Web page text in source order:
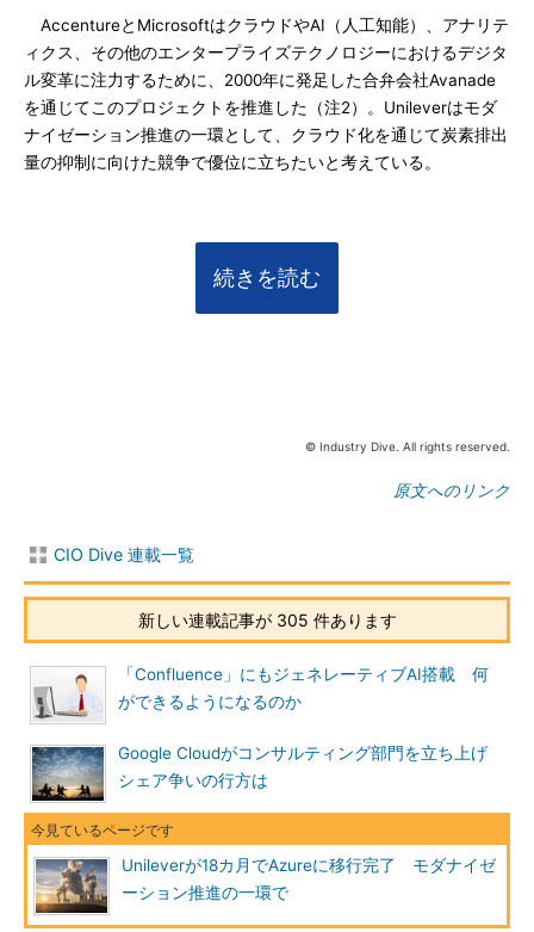
AccentureとMicrosoftはクラウドやAI（人工知能）、アナリテ
ィクス、その他のエンタープライズテクノロジーにおけるデジタ
ル変革に注力するために、2000年に発足した合弁会社Avanade
を通じてこのプロジェクトを推進した（注2）。Unileverはモダ
ナイゼーション推進の一環として、クラウド化を通じて炭素排出
量の抑制に向けた競争で優位に立ちたいと考えている。
続きを読む
© Industry Dive. All rights reserved.
原文へのリンク
CIO Dive 連載一覧
新しい連載記事が 305 件あります
「Confluence」にもジェネレーティブAI搭載 何
ができるようになるのか
Google Cloudがコンサルティング部門を立ち上げ
シェア争いの行方は
Unileverが18カ月でAzureに移行完了 モダナイゼ
ーション推進の一環で